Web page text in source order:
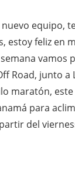
nuevo equipo,
estoy feliz en
vamos
Road, junto a
maratón,
para
del